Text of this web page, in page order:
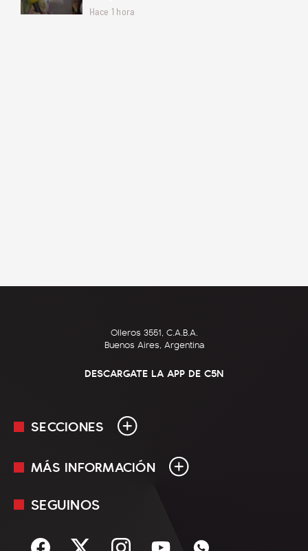
Hace 1 hora
Olleros 3551, C.A.B.A.
Buenos Aires, Argentina
DESCARGATE LA APP DE C5N
SECCIONES
En Vivo
Sociedad
MÁS INFORMACIÓN
Mediakit
Términos y condiciones
SEGUINOS